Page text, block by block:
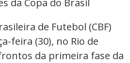
de Futebol (CBF)
feira (30), no Rio de
da primeira fase da